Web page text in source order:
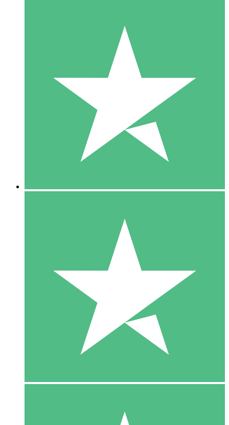
Paquetes de Créditos Individuales
Paga según el uso con créditos de descarga. Sin compromiso
10 00
10 Descargas
20 00